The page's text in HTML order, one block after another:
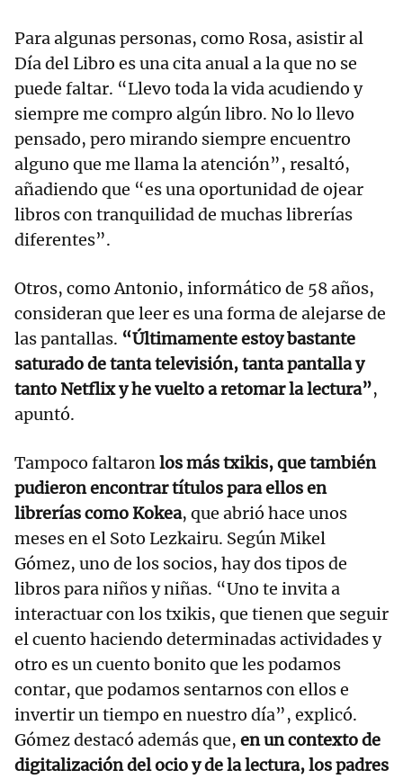
Para algunas personas, como Rosa, asistir al
Día del Libro es una cita anual a la que no se
puede faltar. “Llevo toda la vida acudiendo y
siempre me compro algún libro. No lo llevo
pensado, pero mirando siempre encuentro
alguno que me llama la atención”, resaltó,
añadiendo que “es una oportunidad de ojear
libros con tranquilidad de muchas librerías
diferentes”.
Otros, como Antonio, informático de 58 años,
consideran que leer es una forma de alejarse de
las pantallas. “Últimamente estoy bastante
saturado de tanta televisión, tanta pantalla y
tanto Netflix y he vuelto a retomar la lectura”,
apuntó.
Tampoco faltaronlos más txikis, que también
pudieron encontrar títulos para ellos en
librerías como Kokea, que abrió hace unos
meses en el Soto Lezkairu. Según Mikel
Gómez, uno de los socios, hay dos tipos de
libros para niños y niñas. “Uno te invita a
interactuar con los txikis, que tienen que seguir
el cuento haciendo determinadas actividades y
otro es un cuento bonito que les podamos
contar, que podamos sentarnos con ellos e
invertir un tiempo en nuestro día”, explicó.
Gómez destacó además que, en un contexto de
digitalización del ocio y de la lectura, los padres